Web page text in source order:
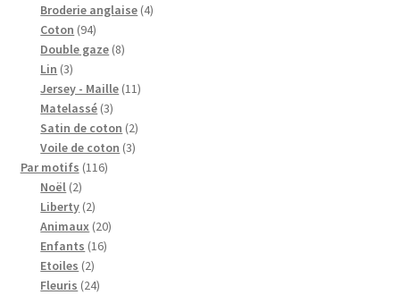
produit
Broderie anglaise 44
Coton 9494
produits
Double gaze 88
Lin 33
produits
Jersey - Maille 1111
Matelassé 33
produits
Satin de coton 22
produits
Voile de coton 33
Par motifs 116116
Noël 22
produits
Liberty 22
produits
Animaux 2020
Enfants 1616
Etoiles 22
produits
Fleuris 2424